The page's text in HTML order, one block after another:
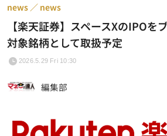
【楽天証券】スペースXのIPOを
対象銘柄として取扱予定
news news
2026.5.29 Fri 10:30
編集部